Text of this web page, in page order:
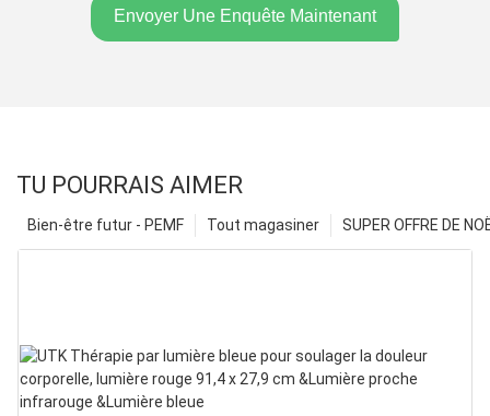
Envoyer Une Enquête Maintenant
TU POURRAIS AIMER
SUPER OFFRE DE
Tout magasiner
Bien-être futur - PEMF